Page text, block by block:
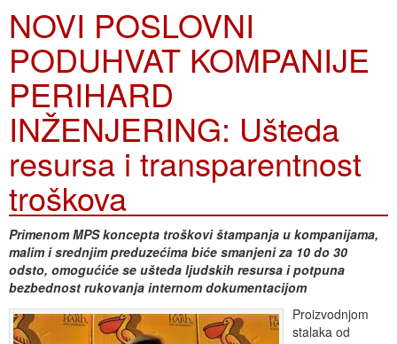
NOVI POSLOVNI
PODUHVAT KOMPANIJE
PERIHARD
INŽENJERING: Ušteda
resursa i transparentnost
troškova
Primenom MPS koncepta troškovi štampanja u kompanijama,
malim i srednjim preduzećima biće smanjeni za 10 do 30
odsto, omogućiće se ušteda ljudskih resursa i potpuna
bezbednost rukovanja internom dokumentacijom
Proizvodnjom
stalaka od